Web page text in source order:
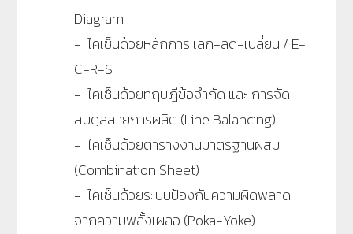
Diagram
- ไคเซ็นด้วยหลักการ เลิก-ลด-เปลี่ยน / E-
C-R-S
- ไคเซ็นด้วยทฤษฎีข้อจำกัด และ การจัด
สมดุลสายการผลิต (Line Balancing)
- ไคเซ็นด้วยตารางงานมาตรฐานผสม
(Combination Sheet)
- ไคเซ็นด้วยระบบป้องกันความผิดพลาด
จากความพลั้งเผลอ (Poka-Yoke)